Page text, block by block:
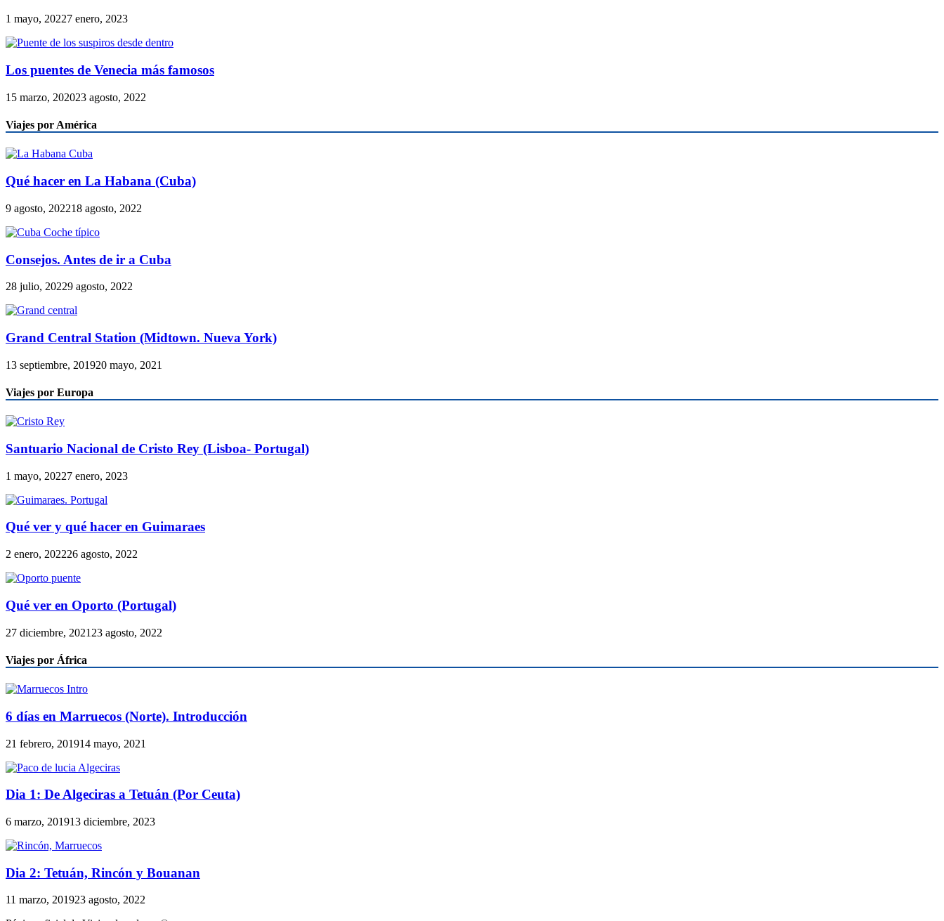
1 mayo, 20227 enero, 2023
Los puentes de Venecia más famosos
15 marzo, 202023 agosto, 2022
Viajes por América
Qué hacer en La Habana (Cuba)
9 agosto, 202218 agosto, 2022
Consejos. Antes de ir a Cuba
28 julio, 20229 agosto, 2022
Grand Central Station (Midtown. Nueva York)
13 septiembre, 201920 mayo, 2021
Viajes por Europa
Santuario Nacional de Cristo Rey (Lisboa- Portugal)
1 mayo, 20227 enero, 2023
Qué ver y qué hacer en Guimaraes
2 enero, 202226 agosto, 2022
Qué ver en Oporto (Portugal)
27 diciembre, 2021 23 agosto, 2022
Viajes por África
6 días en Marruecos (Norte). Introducción
21 febrero, 201914 mayo, 2021
Dia 1: De Algeciras a Tetuán (Por Ceuta)
6 marzo, 201913 diciembre, 2023
Dia 2: Tetuán, Rincón y Bouanan
11 marzo, 201923 agosto, 2022